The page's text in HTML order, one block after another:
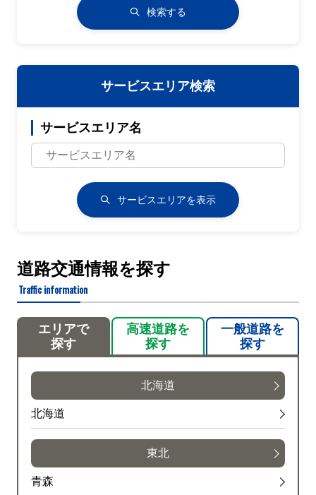
通行止・規制の情報はありません。
中央環状線(王子)<外回>
通行止・規制の情報はありません。
規制
西池袋付近→中野長者橋付近
１車線規制
原因
工事
規制
五反田付近→大井ＪＣＴ付近
原因
工事
検索する
サービスエリア検索
サービスエリア名
サービスエリアを表示
道路交通情報を探す
Traffic information
エリアで
探す
高速道路を
探す
一般道路を
探す
北海道
北海道
東北
青森